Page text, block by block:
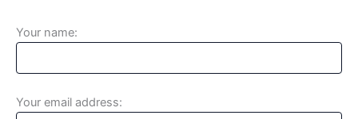
Your name:
Your email address: